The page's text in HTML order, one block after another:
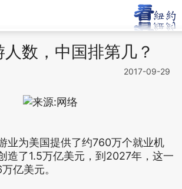
数，中国排第几？
2017-09-29
业为美国提供了约760万个就业机
造了1.5万亿美元，到2027年，这一
亿美元。